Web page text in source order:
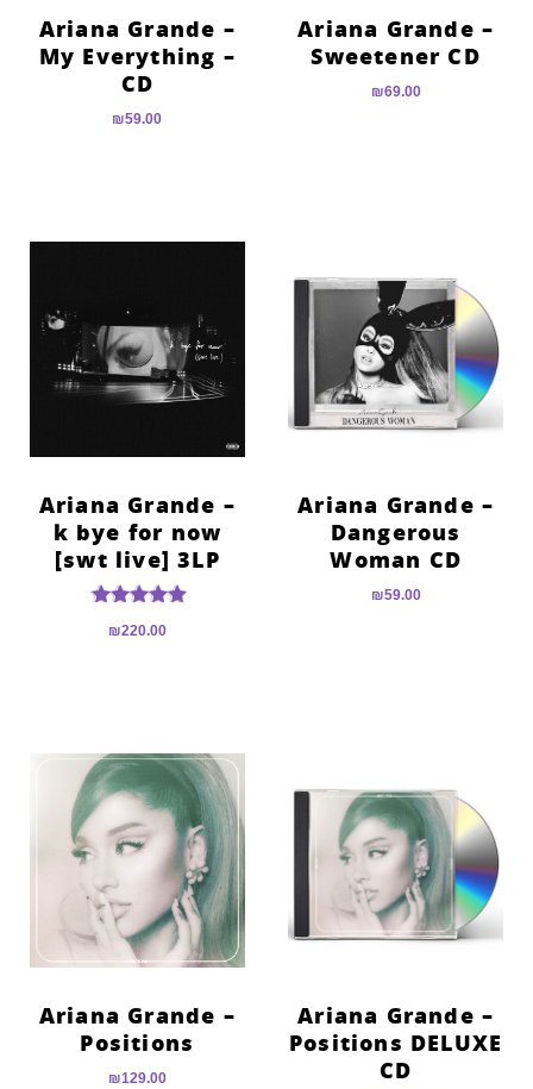
Ariana Grande –
Sweetener CD
₪69.00
Ariana Grande –
My Everything –
CD
₪59.00
Ariana Grande –
Dangerous
Woman CD
₪59.00
Ariana Grande –
k bye for now
[swt live] 3LP
5.00
₪220.00
Ariana Grande –
Positions DELUXE
CD
Ariana Grande –
Positions
₪129.00